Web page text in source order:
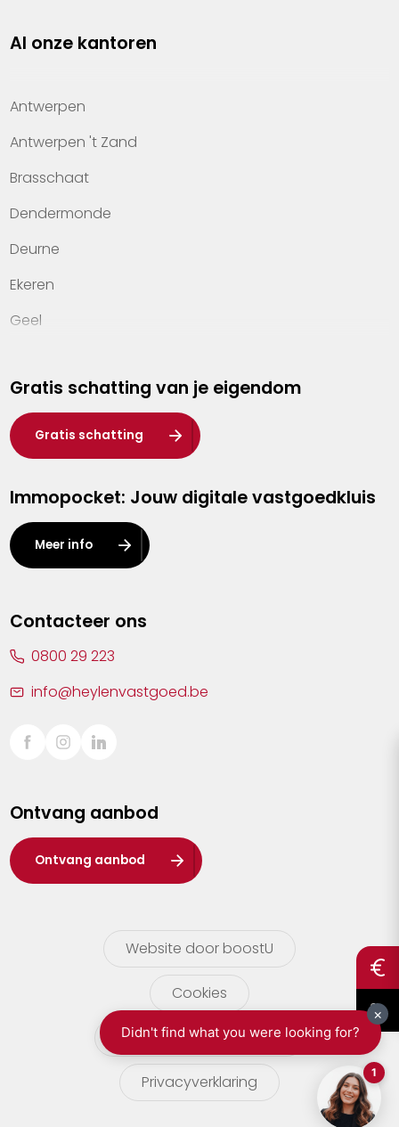
Property management
Kennis van wonen
Kantoren
Veelgestelde vragen
Werken bij Heylen Vastgoed
Contact
Al onze kantoren
Antwerpen
Antwerpen 't Zand
Brasschaat
Dendermonde
Deurne
Ekeren
Geel
Hasselt
Heist-op-den-Berg
Herentals
Kalmthout
Leuven
Lier
Sint-Truiden
Waasland
Wuustwezel
Zoersel
Gratis schatting van je eigendom
Gratis schatting
Immopocket: Jouw digitale vastgoedkluis
Meer info
Contacteer ons
0800 29 223
info@heylenvastgoed.be
Ontvang aanbod
Ontvang aanbod
Website door boostU
Cookies
gebruikersvoorwaarden
Privacyverklaring